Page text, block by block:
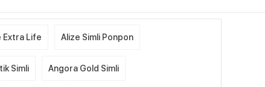
Extra Life Alize Simli Ponpon
Simli Angora Gold Simli